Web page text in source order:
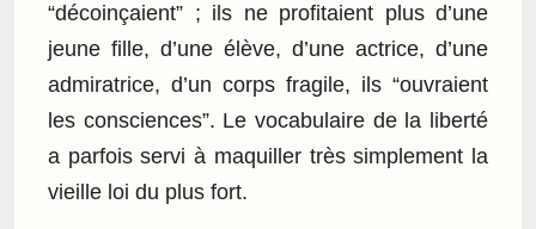
“décoinçaient” ; ils ne profitaient plus d’une
jeune fille, d’une élève, d’une actrice, d’une
admiratrice, d’un corps fragile, ils “ouvraient
les consciences”. Le vocabulaire de la liberté
a parfois servi à maquiller très simplement la
vieille loi du plus fort.